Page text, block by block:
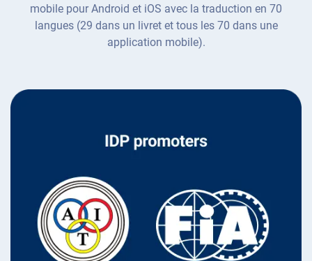
mobile pour Android et iOS avec la traduction en 70
langues (29 dans un livret et tous les 70 dans une
application mobile).